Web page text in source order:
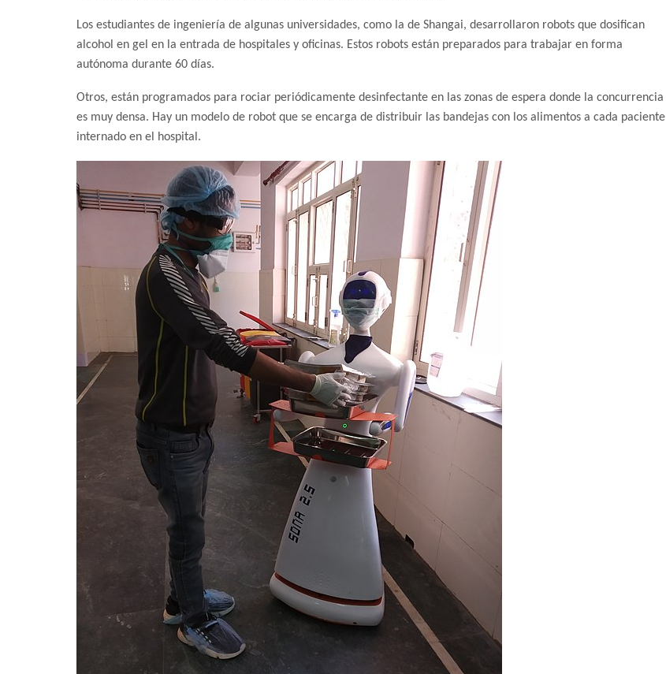
Los estudiantes de ingeniería de algunas universidades, como la de Shangai, desarrollaron robots que dosifican
alcohol en gel en la entrada de hospitales y oficinas. Estos robots están preparados para trabajar en forma
autónoma durante 60 días.
Otros, están programados para rociar periódicamente desinfectante en las zonas de espera donde la concurrencia
es muy densa. Hay un modelo de robot que se encarga de distribuir las bandejas con los alimentos a cada paciente
internado en el hospital.